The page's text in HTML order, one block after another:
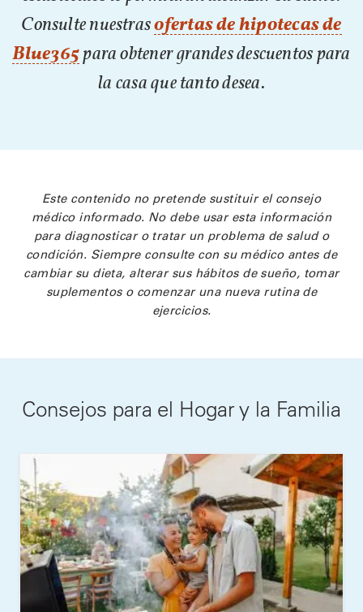
Consulte nuestrasofertas de hipotecas de
Blue365 para obtener grandes descuentos para
la casa que tanto desea.
Este contenido no pretende sustituir el consejo
médico informado. No debe usar esta información
para diagnosticar o tratar un problema de salud o
condición. Siempre consulte con su médico antes de
cambiar su dieta, alterar sus hábitos de sueño, tomar
suplementos o comenzar una nueva rutina de
ejercicios.
Consejos para el Hogar y la Familia